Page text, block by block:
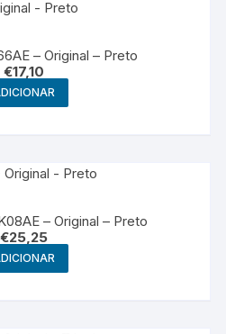
HP 302 – F6U66AE – Original – Preto
€17,10
– Original – Preto
€25,25